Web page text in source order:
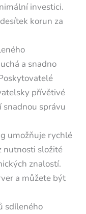
investici.
korun za
a snadno
přívětivé
snadnou správu
umožňuje rychlé
nutnosti složité
znalostí.
a můžete být
sdíleného